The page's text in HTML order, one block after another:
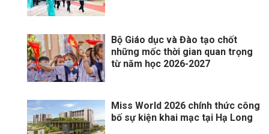
Bộ Giáo dục và Đào tạo chốt
những mốc thời gian quan trọng
từ năm học 2026-2027
Miss World 2026 chính thức công
bố sự kiện khai mạc tại Hạ Long